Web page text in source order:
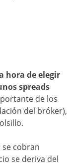
hora de elegir
spreads
de los
del bróker),
se cobran
se deriva del